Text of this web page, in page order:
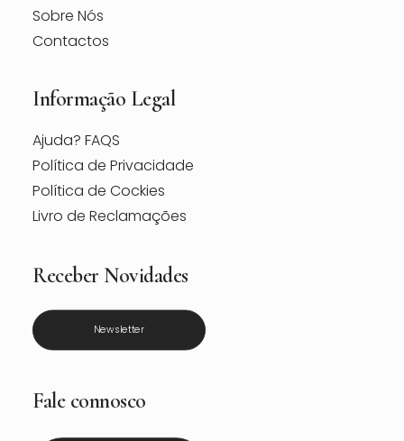
Sobre Nós
Contactos
Informação Legal
Ajuda? FAQS
Política de Privacidade
Política de Cockies
Livro de Reclamações
Receber Novidades
Newsletter
Fale connosco